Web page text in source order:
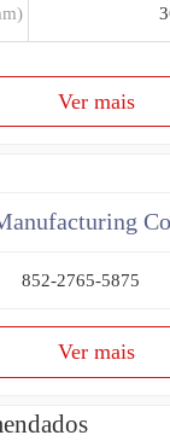
Ver mais
852-2765-5875
Ver mais